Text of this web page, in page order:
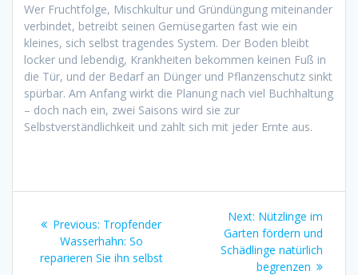
Wer Fruchtfolge, Mischkultur und Gründüngung miteinander
verbindet, betreibt seinen Gemüsegarten fast wie ein
kleines, sich selbst tragendes System. Der Boden bleibt
locker und lebendig, Krankheiten bekommen keinen Fuß in
die Tür, und der Bedarf an Dünger und Pflanzenschutz sinkt
spürbar. Am Anfang wirkt die Planung nach viel Buchhaltung
– doch nach ein, zwei Saisons wird sie zur
Selbstverständlichkeit und zahlt sich mit jeder Ernte aus.
navigation
Previous: Previous
post:
Tropfender
Wasserhahn: So
reparieren Sie ihn selbst
Next: Next
post:
Nützlinge im
Garten fördern und
Schädlinge natürlich
begrenzen